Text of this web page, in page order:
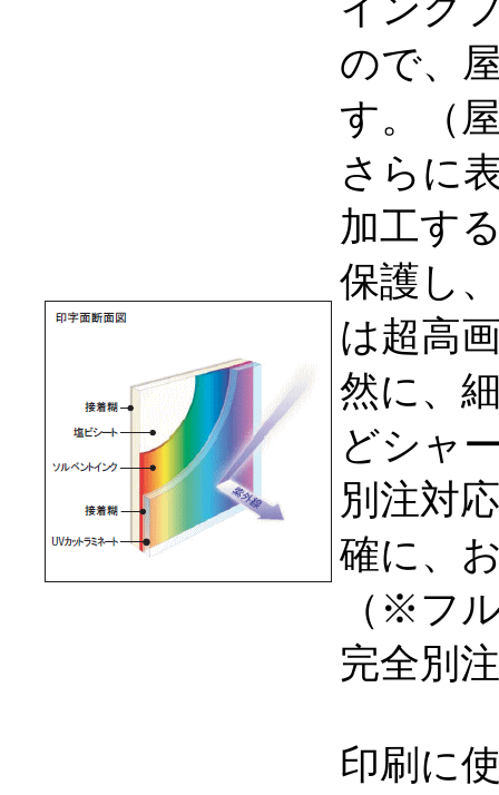
ので、
す。（
さらに
加工す
保護し
は超高
然に、
どシャ
別注対
確に、
（※フ
完全別
印刷に